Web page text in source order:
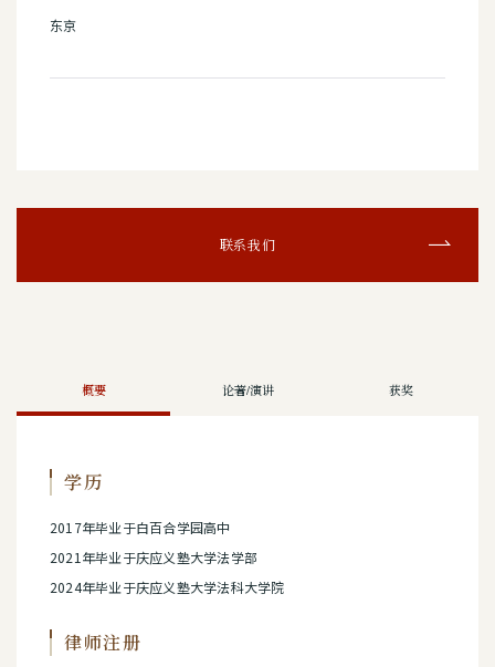
东京
联系我们
概要 论著/演讲 获奖
学历
2017年毕业于白百合学园高中
2021年毕业于庆应义塾大学法学部
2024年毕业于庆应义塾大学法科大学院
律师注册